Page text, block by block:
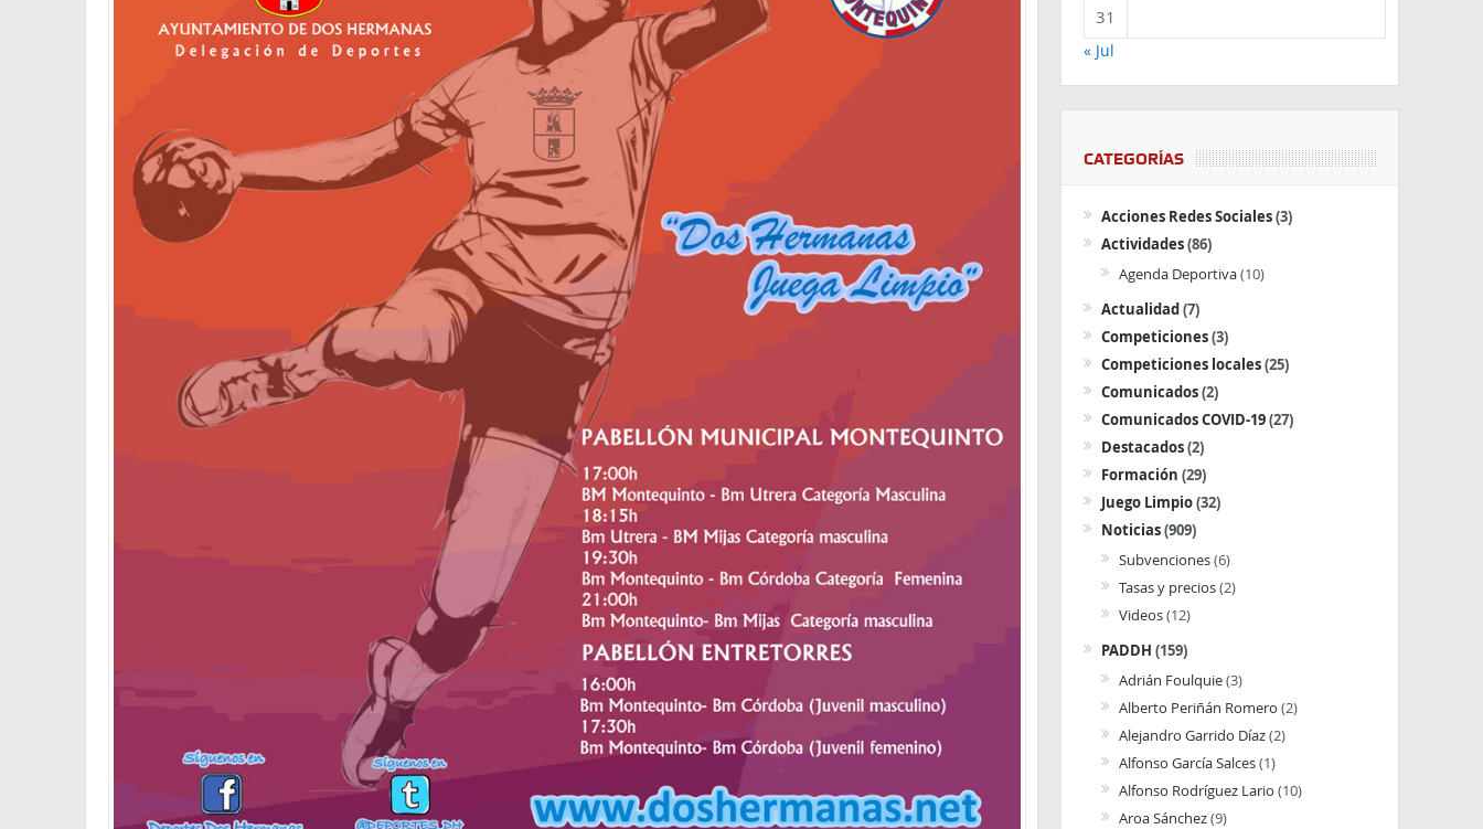
31
« Jul
CATEGORÍAS
Acciones Redes Sociales(3)
Actividades(86)
Agenda Deportiva(10)
Actualidad(7)
Competiciones(3)
Competiciones locales(25)
Comunicados(2)
Comunicados COVID-19(27)
Destacados(2)
Formación (29)
Juego Limpio(32)
Noticias(909)
Subvenciones(6)
Tasas y precios(2)
Videos(12)
PADDH (159)
Adrián Foulquie(3)
Alberto Periñán Romero (2)
Alejandro Garrido Díaz(2)
Alfonso García Salces(1)
Alfonso Rodríguez Lario (10)
Aroa Sánchez(9)